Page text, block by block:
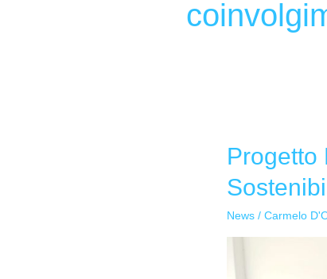
Progetto
News /Carmelo
Progetto
Parmalat-
Sole
al